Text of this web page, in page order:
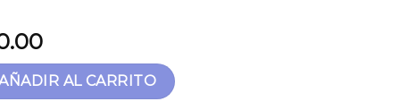
cantidadAL CARRITO